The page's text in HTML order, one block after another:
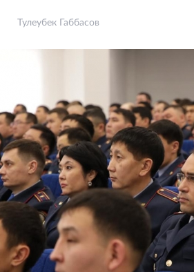
Тулеубек Габбасов